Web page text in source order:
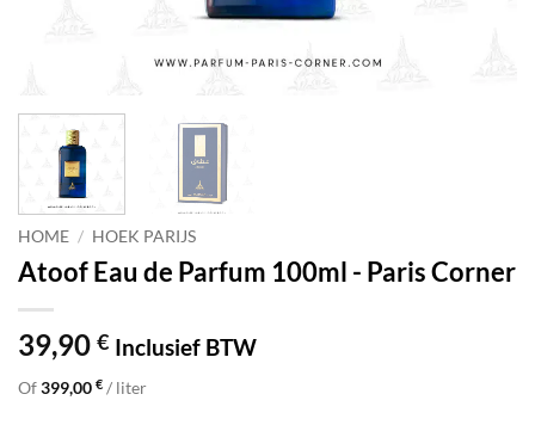
HOME / HOEK PARIJS
Atoof Eau de Parfum 100ml - Paris Corner
39,90 € Inclusief BTW
Of399,00 € / liter